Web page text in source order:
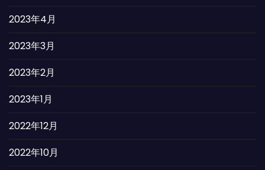
2023年4月
2023年3月
2023年2月
2023年1月
2022年12月
2022年10月